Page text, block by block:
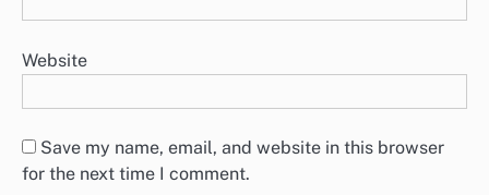
Website
Save my name, email, and website in this browser
for the next time I comment.